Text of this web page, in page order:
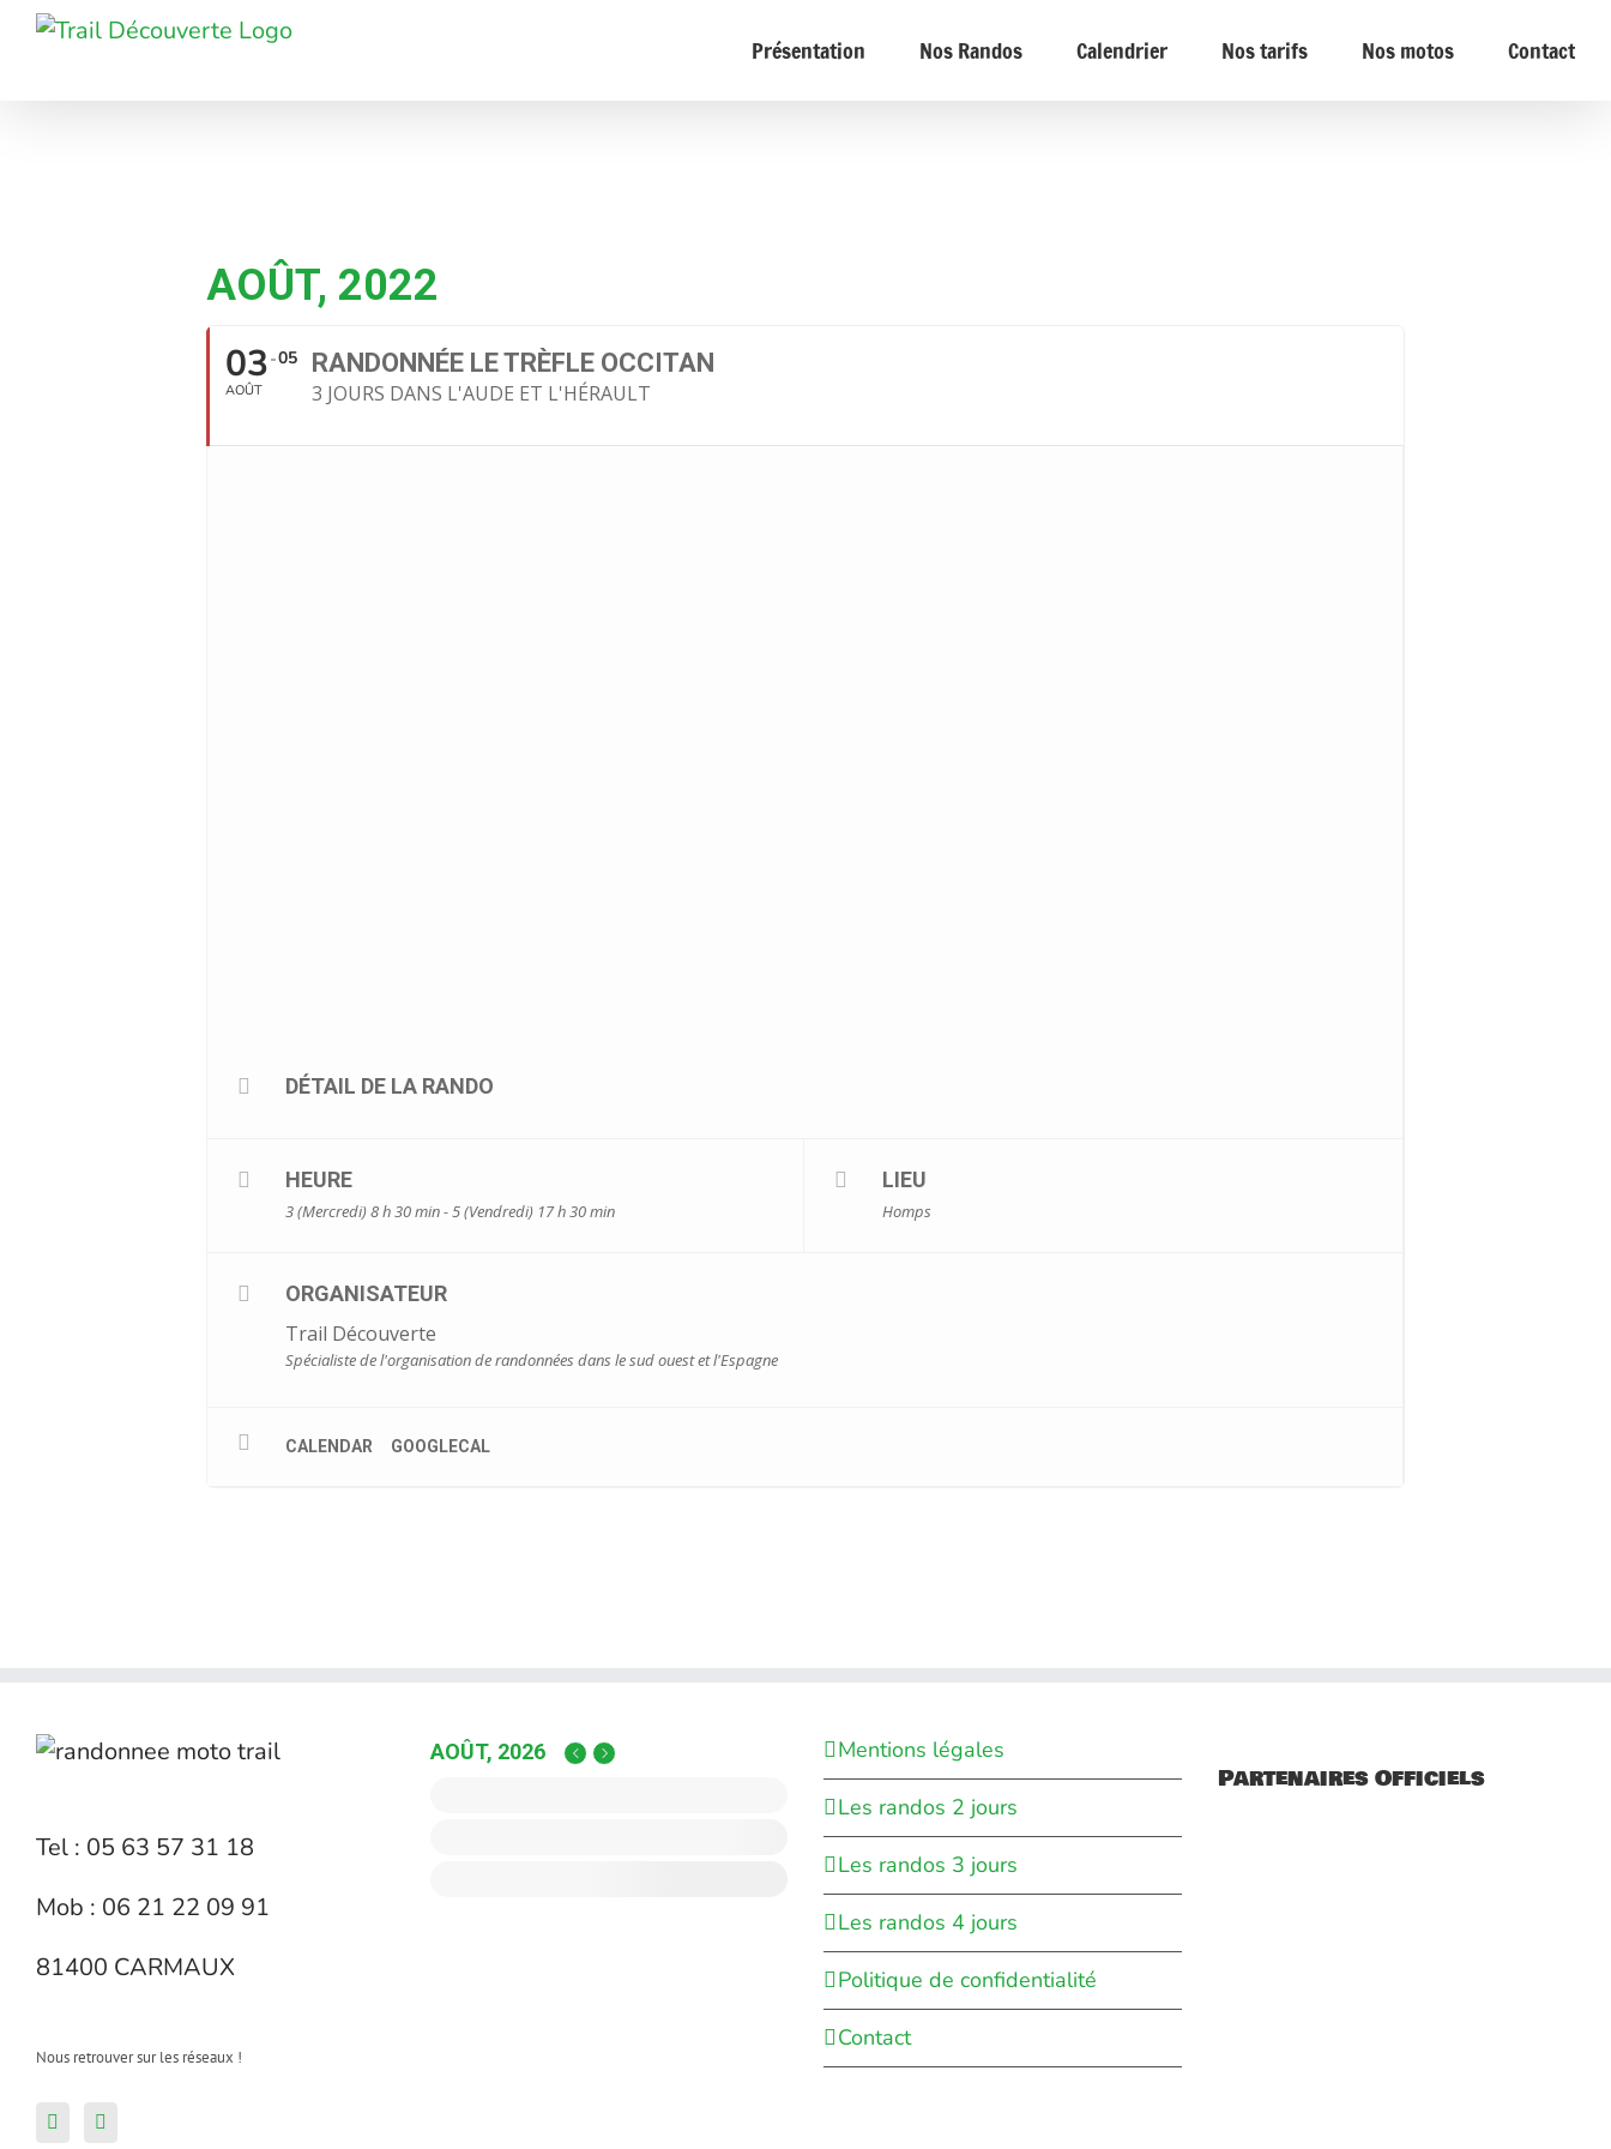
Passer
Présentation Nos Randos Calendrier Nos tarifs Nos motos Contact
AOÛT, 2022
03
AOÛT
05 RANDONNÉE LE TRÈFLE OCCITAN
3 JOURS DANS L'AUDE ET L'HÉRAULT
DÉTAIL DE LA RANDO
HEURE
3 (Mercredi) 8 h 30 min - 5 (Vendredi) 17 h 30 min
LIEU
Homps
ORGANISATEUR
Trail Découverte
Spécialiste de l'organisation de randonnées dans le sud ouest et l'Espagne
CALENDAR GOOGLECAL
Tel : 05 63 57 31 18
Mob : 06 21 22 09 91
81400 CARMAUX
Nous retrouver sur les réseaux !
AOÛT, 2026
Mentions légales
Les randos 2 jours
Les randos 3 jours
Les randos 4 jours
Politique de confidentialité
Contact
Partenaires Officiels